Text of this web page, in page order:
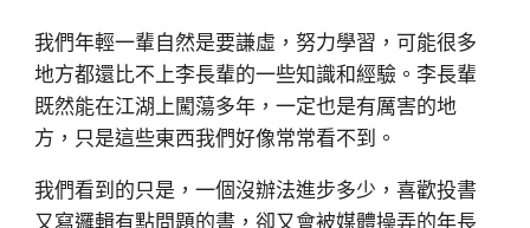
我們年輕一輩自然是要謙虛，努力學習，可能很多
地方都還比不上李長輩的一些知識和經驗。李長輩
既然能在江湖上闖蕩多年，一定也是有厲害的地
方，只是這些東西我們好像常常看不到。
我們看到的只是，一個沒辦法進步多少，喜歡投書
又寫邏輯有點問題的書，卻又會被媒體操弄的年長